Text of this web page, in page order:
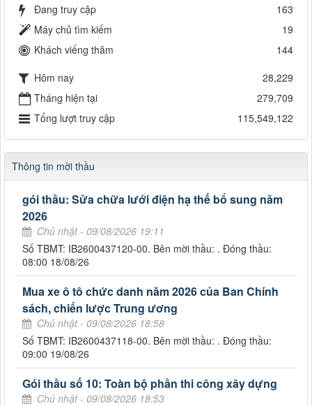
Đang truy cập
163
Máy chủ tìm kiếm
19
Khách viếng thăm
144
Hôm nay
28,229
Tháng hiện tại
279,709
Tổng lượt truy cập
115,549,122
Thông tin mời thầu
gói thầu: Sửa chữa lưới điện hạ thế bổ sung năm
2026
Chủ nhật - 09/08/2026 19:11
Số TBMT: IB2600437120-00. Bên mời thầu: . Đóng thầu:
08:00 18/08/26
Mua xe ô tô chức danh năm 2026 của Ban Chính
sách, chiến lược Trung ương
Chủ nhật - 09/08/2026 18:58
Số TBMT: IB2600437118-00. Bên mời thầu: . Đóng thầu:
09:00 19/08/26
Gói thầu số 10: Toàn bộ phần thi công xây dựng
Chủ nhật - 09/08/2026 18:53